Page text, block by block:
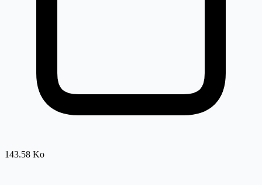
143.58 Ko